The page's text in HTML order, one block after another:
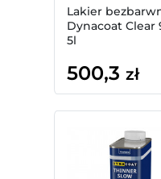
Lakier
Dynacoat Clear
5l
500,3 zł